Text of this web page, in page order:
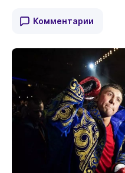
Комментарии